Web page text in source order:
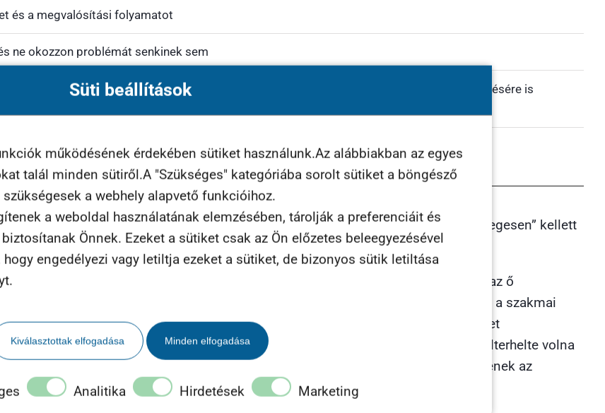
Süti beállítások
működésének érdekében sütiket használunk.Az alábbiakban az egyes
talál minden sütiről.A "Szükséges" kategóriába sorolt sütiket a böngésző
a webhely alapvető funkcióihoz.
a weboldal használatának elemzésében, tárolják a preferenciáit és
Önnek. Ezeket a sütiket csak az Ön előzetes beleegyezésével
engedélyezi vagy letiltja ezeket a sütiket, de bizonyos sütik letiltása
Kiválasztottak elfogadása Minden elfogadása
Analitika Hirdetések Marketing
és a megvalósítási folyamatot
ne okozzon problémát senkinek sem
visszakereshető, minden kolléga számára elérhető, és szükség esetén akár e-mail kiküldésére is
előnyökön volt, így a cég által használt és beszerelt termékeket csak „említőlegesen” kellett
lényegi információ.
gyűjtsön a cég számára, profi szövegíró segítségét is igénybe vettük, és az ő
vázát. A szövegírás során mindenképp figyelembe kellett vennünk, hogy mivel a szakmai
egyeztetik a cég munkatársai és az ügyfél, így a weboldalon nem kellett ilyet
belemennénk a témába, az bár építette volna a szakértői státuszt, de túlterhelte volna
hanem elhagyják az oldalt. A cél tehát „csak” az volt, hogy ajánlatot kérjenek az
kérdést.